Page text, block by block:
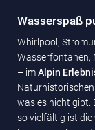
Wasserspaß
Whirlpool,
Wasserfontänen,
– imAlpin
was es nicht gibt.
so vielfältig ist die